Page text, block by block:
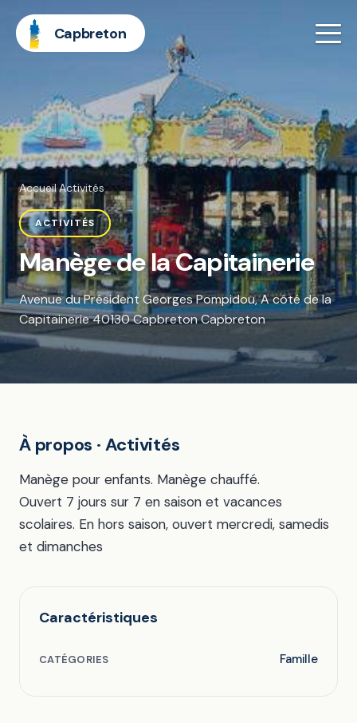
Capbreton
Accueil·Activités
ACTIVITÉS
Manège de la Capitainerie
Avenue du Président Georges Pompidou, A côté de la
Capitainerie 40130 Capbreton Capbreton
À propos · Activités
Manège pour enfants. Manège chauffé.
Ouvert 7 jours sur 7 en saison et vacances
scolaires. En hors saison, ouvert mercredi, samedis
et dimanches
Caractéristiques
CATÉGORIES Famille